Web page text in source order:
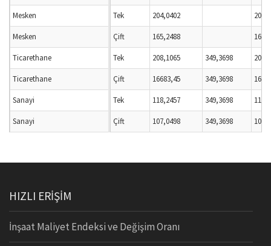
Tek 204,0402
Çift 165,2488
Tek 208,1065 349,3698
Çift 16683,45 349,3698
Tek 118,2457 349,3698
Çift 107,0498 349,3698
Mesken
Mesken
Ticarethane
Ticarethane
Sanayi
Sanayi
HIZLI ERİŞİM
İnşaat Maliyet Endeksi ve Değişim Oranı